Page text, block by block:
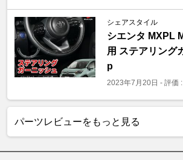
シェアスタイル
シエンタ MXPL
用 ステアリング
p
2023年7月20日 - 評価 :
パーツレビューをもっと見る